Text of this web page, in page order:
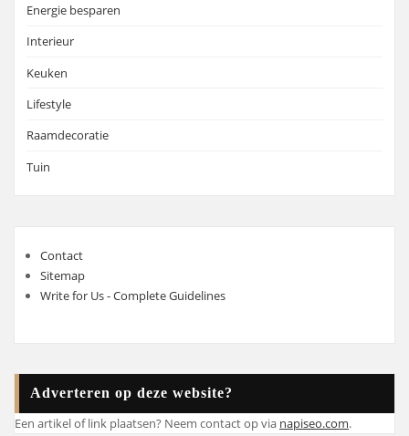
Energie besparen
Interieur
Keuken
Lifestyle
Raamdecoratie
Tuin
Contact
Sitemap
Write for Us - Complete Guidelines
Adverteren op deze website?
Een artikel of link plaatsen? Neem contact op via napiseo.com.